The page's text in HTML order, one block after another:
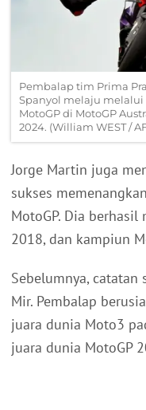
Pembalap tim Prima
Spanyol melaju
MotoGP di MotoGP
2024. (William WEST /
Jorge Martin juga
sukses
MotoGP. Dia
2018, dan kampiun
Sebelumnya, catatan
Mir. Pembalap
juara dunia Moto3
juara dunia MotoGP